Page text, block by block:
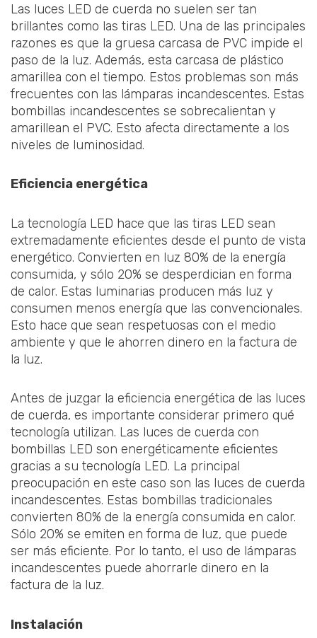
Las luces LED de cuerda no suelen ser tan
brillantes como las tiras LED. Una de las principales
razones es que la gruesa carcasa de PVC impide el
paso de la luz. Además, esta carcasa de plástico
amarillea con el tiempo. Estos problemas son más
frecuentes con las lámparas incandescentes. Estas
bombillas incandescentes se sobrecalientan y
amarillean el PVC. Esto afecta directamente a los
niveles de luminosidad.
Eficiencia energética
La tecnología LED hace que las tiras LED sean
extremadamente eficientes desde el punto de vista
energético. Convierten en luz 80% de la energía
consumida, y sólo 20% se desperdician en forma
de calor. Estas luminarias producen más luz y
consumen menos energía que las convencionales.
Esto hace que sean respetuosas con el medio
ambiente y que le ahorren dinero en la factura de
la luz.
Antes de juzgar la eficiencia energética de las luces
de cuerda, es importante considerar primero qué
tecnología utilizan. Las luces de cuerda con
bombillas LED son energéticamente eficientes
gracias a su tecnología LED. La principal
preocupación en este caso son las luces de cuerda
incandescentes. Estas bombillas tradicionales
convierten 80% de la energía consumida en calor.
Sólo 20% se emiten en forma de luz, que puede
ser más eficiente. Por lo tanto, el uso de lámparas
incandescentes puede ahorrarle dinero en la
factura de la luz.
Instalación